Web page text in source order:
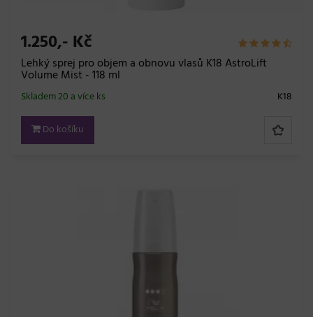
1.250,- Kč
Lehký sprej pro objem a obnovu vlasů K18 AstroLift
Volume Mist - 118 ml
K18
Skladem 20 a více ks
Do košíku